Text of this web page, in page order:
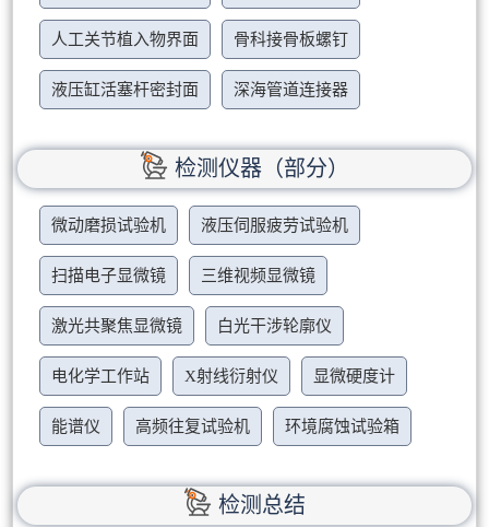
人工关节植入物界面 骨科接骨板螺钉
液压缸活塞杆密封面 深海管道连接器
检测仪器（部分）
微动磨损试验机 液压伺服疲劳试验机
扫描电子显微镜 三维视频显微镜
激光共聚焦显微镜 白光干涉轮廓仪
电化学工作站 X射线衍射仪 显微硬度计
能谱仪 高频往复试验机 环境腐蚀试验箱
检测总结